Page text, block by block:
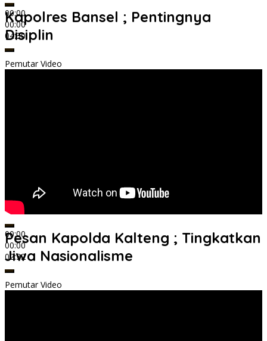
00:00
00:00
04:30
Kapolres Bansel ; Pentingnya
Disiplin
Pemutar Video
00:00
00:00
02:32
Pesan Kapolda Kalteng ; Tingkatkan
Jiwa Nasionalisme
Pemutar Video